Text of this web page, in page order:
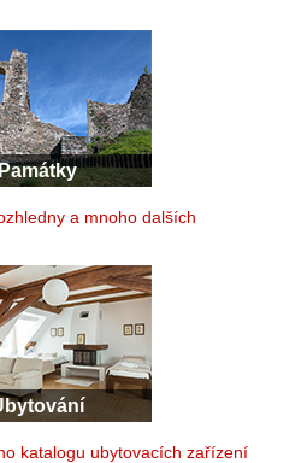
a mnoho dalších
katalogu ubytovacích zařízení